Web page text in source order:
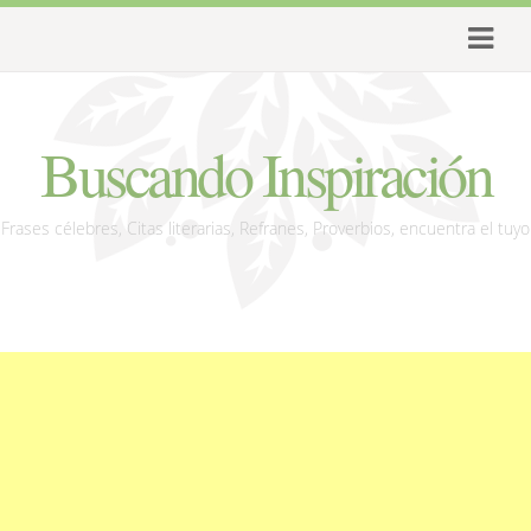
Buscando Inspiración
Frases célebres, Citas literarias, Refranes, Proverbios, encuentra el tuyo